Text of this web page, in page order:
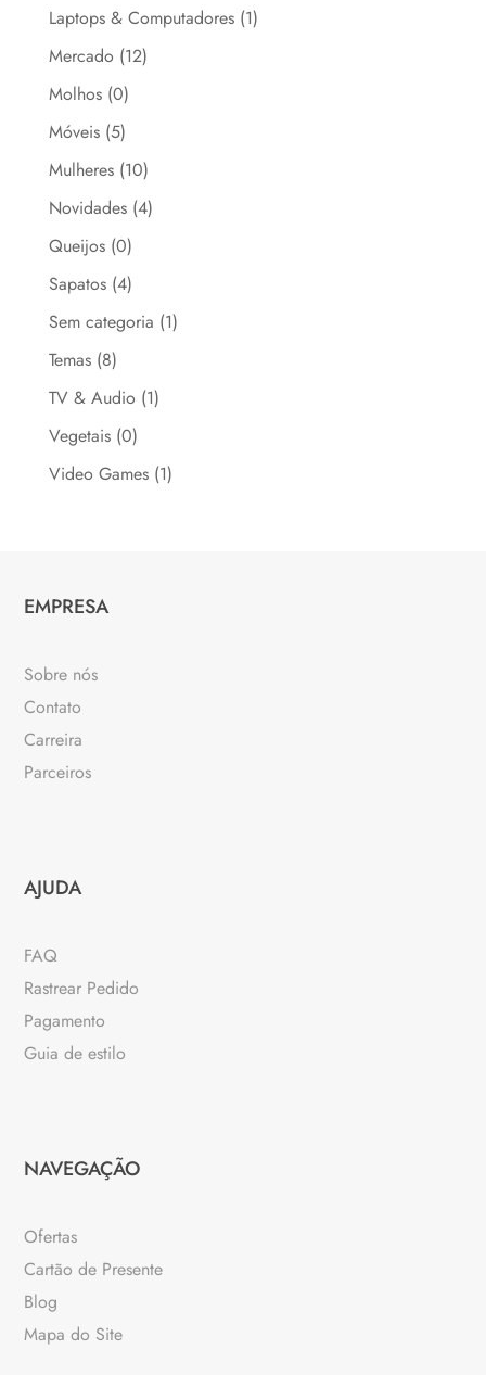
Laptops & Computadores (1)
Mercado (12)
Molhos (0)
Móveis (5)
Mulheres (10)
Novidades (4)
Queijos (0)
Sapatos (4)
Sem categoria (1)
Temas (8)
TV & Audio (1)
Vegetais (0)
Video Games (1)
EMPRESA
Sobre nós
Contato
Carreira
Parceiros
AJUDA
FAQ
Rastrear Pedido
Pagamento
Guia de estilo
NAVEGAÇÃO
Ofertas
Cartão de Presente
Blog
Mapa do Site